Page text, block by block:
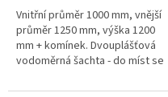
hvězdiček.
Vnitřní průměr 1000 mm, vnější
průměr 1250 mm, výška 1200
mm + komínek. Dvouplášťová
vodoměrná šachta - do míst se
parkovací stáníStandardní...